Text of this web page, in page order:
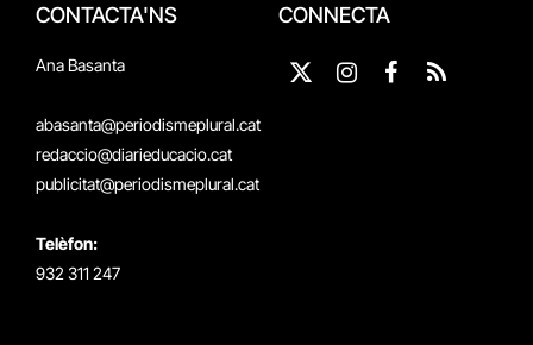
CONTACTA'NS
Ana Basanta
abasanta@periodismeplural.cat
redaccio@diarieducacio.cat
publicitat@periodismeplural.cat
Telèfon:
932 311 247
CONNECTA
X
Instagram
Facebook
RSS